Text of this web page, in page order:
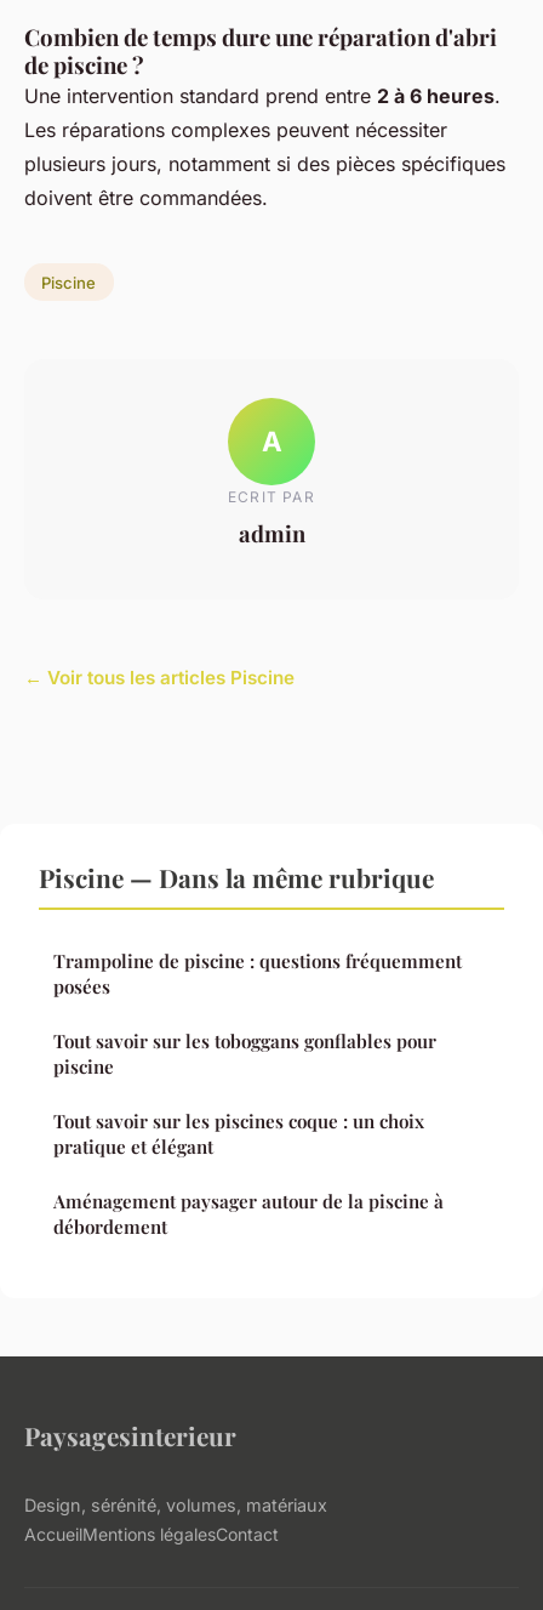
Combien de temps dure une réparation d'abri
de piscine ?
Une intervention standard prend entre 2 à 6 heures.
Les réparations complexes peuvent nécessiter
plusieurs jours, notamment si des pièces spécifiques
doivent être commandées.
Piscine
A
ECRIT PAR
admin
← Voir tous les articles Piscine
Piscine — Dans la même rubrique
Trampoline de piscine : questions fréquemment
posées
Tout savoir sur les toboggans gonflables pour
piscine
Tout savoir sur les piscines coque : un choix
pratique et élégant
Aménagement paysager autour de la piscine à
débordement
Paysagesinterieur
Design, sérénité, volumes, matériaux
AccueilMentions légalesContact